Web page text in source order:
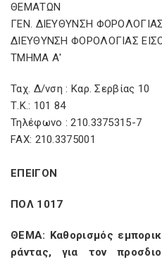
ΘΕΜΑΤΩΝ
ΓΕΝ. ΔΙΕΥΘΥΝΣΗ ΦΟΡΟΛΟΓΙΑΣ
ΔΙΕΥΘΥΝΣΗ ΦΟΡΟΛΟΓΙΑΣ
ΤΜΗΜΑ Α'
Ταχ. Δ/νση : Καρ. Σερβίας 10
Τ.Κ.: 101 84
Τηλέφωνο : 210.3375315-7
FAX: 210.3375001
ΕΠΕΙΓΟΝ
ΠΟΛ 1017
ΘΕΜΑ: Καθορισμός
ράντας, για τον